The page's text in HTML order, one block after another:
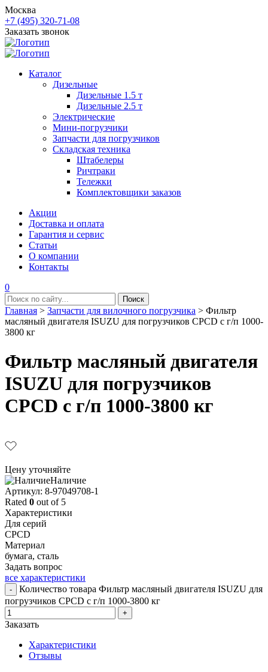
Москва
+7 (495) 320-71-08
Заказать звонок
Каталог
Дизельные
Дизельные 1.5 т
Дизельные 2.5 т
Электрические
Мини-погрузчики
Запчасти для погрузчиков
Складская техника
Штабелеры
Ричтраки
Тележки
Комплектовщики заказов
Акции
Доставка и оплата
Гарантия и сервис
Статьи
О компании
Контакты
0
Главная > Запчасти для вилочного погрузчика > Фильтр
масляный двигателя ISUZU для погрузчиков CPCD с г/п 1000-
3800 кг
Фильтр масляный двигателя
ISUZU для погрузчиков
CPCD с г/п 1000-3800 кг
Цену уточняйте
Наличие
Aртикул: 8-97049708-1
Rated 0 out of 5
Характеристики
Для серий
CPCD
Материал
бумага, сталь
Задать вопрос
все характеристики
-
Количество товара Фильтр масляный двигателя ISUZU для
погрузчиков CPCD с г/п 1000-3800 кг
+
Заказать
Характеристики
Отзывы